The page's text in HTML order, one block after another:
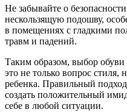
Не забывайте о
нескользящую подошву,
в помещениях с гладкими
травм и падений.
Таким образом, выбор
это не только вопрос стиля,
ребенка. Правильный
создать положительный
себе в любой ситуации.